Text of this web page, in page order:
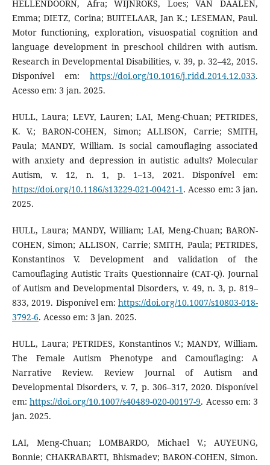
HELLENDOORN, Afra; WIJNROKS, Loes; VAN DAALEN,
Emma; DIETZ, Corina; BUITELAAR, Jan K.; LESEMAN, Paul.
Motor functioning, exploration, visuospatial cognition and
language development in preschool children with autism.
Research in Developmental Disabilities, v. 39, p. 32–42, 2015.
Disponível em:https://doi.org/10.1016/j.ridd.2014.12.033.
Acesso em: 3 jan. 2025.
HULL, Laura; LEVY, Lauren; LAI, Meng-Chuan; PETRIDES,
K. V.; BARON-COHEN, Simon; ALLISON, Carrie; SMITH,
Paula; MANDY, William. Is social camouflaging associated
with anxiety and depression in autistic adults? Molecular
Autism, v. 12, n. 1, p. 1–13, 2021. Disponível em:
https://doi.org/10.1186/s13229-021-00421-1. Acesso em: 3 jan.
2025.
HULL, Laura; MANDY, William; LAI, Meng-Chuan; BARON-
COHEN, Simon; ALLISON, Carrie; SMITH, Paula; PETRIDES,
Konstantinos V. Development and validation of the
Camouflaging Autistic Traits Questionnaire (CAT-Q). Journal
of Autism and Developmental Disorders, v. 49, n. 3, p. 819–
833, 2019. Disponível em:https://doi.org/10.1007/s10803-018-
3792-6. Acesso em: 3 jan. 2025.
HULL, Laura; PETRIDES, Konstantinos V.; MANDY, William.
The Female Autism Phenotype and Camouflaging: A
Narrative Review. Review Journal of Autism and
Developmental Disorders, v. 7, p. 306–317, 2020. Disponível
em:https://doi.org/10.1007/s40489-020-00197-9. Acesso em: 3
jan. 2025.
LAI, Meng-Chuan; LOMBARDO, Michael V.; AUYEUNG,
Bonnie; CHAKRABARTI, Bhismadev; BARON-COHEN, Simon.